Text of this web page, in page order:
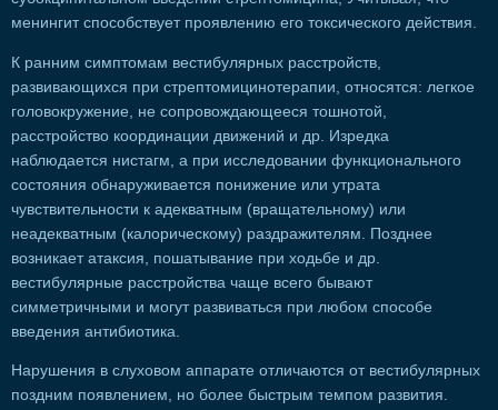
менингит способствует проявлению его токсического действия.
К ранним симптомам вестибулярных расстройств,
развивающихся при стрептомицинотерапии, относятся: легкое
головокружение, не сопровождающееся тошнотой,
расстройство координации движений и др. Изредка
наблюдается нистагм, а при исследовании функционального
состояния обнаруживается понижение или утрата
чувствительности к адекватным (вращательному) или
неадекватным (калорическому) раздражителям. Позднее
возникает атаксия, пошатывание при ходьбе и др.
вестибулярные расстройства чаще всего бывают
симметричными и могут развиваться при любом способе
введения антибиотика.
Нарушения в слуховом аппарате отличаются от вестибулярных
поздним появлением, но более быстрым темпом развития.